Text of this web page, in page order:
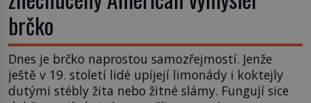
brčko
Dnes je brčko naprostou samozřejmostí. Jenže
ještě v 19. století lidé upíjejí limonády i koktejly
dutými stébly žita nebo žitné slámy. Fungují sice